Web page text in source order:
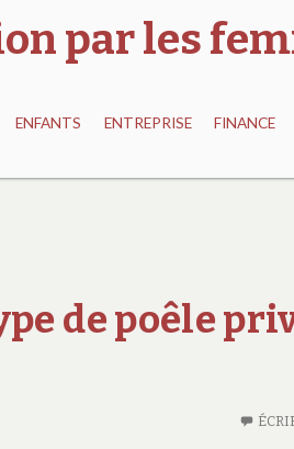
par les
ENFANTS ENTREPRISE FINANCE
de poêle